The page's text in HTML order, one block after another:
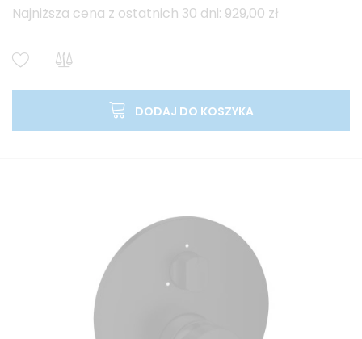
Najniższa cena z ostatnich 30 dni: 929,00 zł
DODAJ DO KOSZYKA